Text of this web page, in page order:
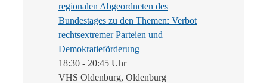
regionalen Abgeordneten des
Bundestages zu den Themen: Verbot
rechtsextremer Parteien und
Demokratieförderung
18:30 - 20:45 Uhr
VHS Oldenburg, Oldenburg